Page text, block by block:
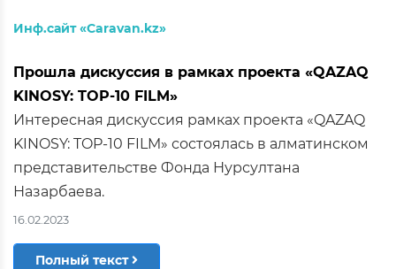
Инф.сайт «Caravan.kz»
Прошла дискуссия в рамках проекта «QAZAQ
KINOSY: TOP-10 FILM»
Интересная дискуссия рамках проекта «QAZAQ
KINOSY: TOP-10 FILM» состоялась в алматинском
представительстве Фонда Нурсултана
Назарбаева.
16.02.2023
Полный текст